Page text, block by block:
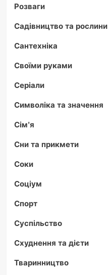
Розваги
Садівництво та рослини
Сантехніка
Своїми руками
Серіали
Символіка та значення
Сім'я
Сни та прикмети
Соки
Соціум
Спорт
Суспільство
Схуднення та дієти
Тваринництво